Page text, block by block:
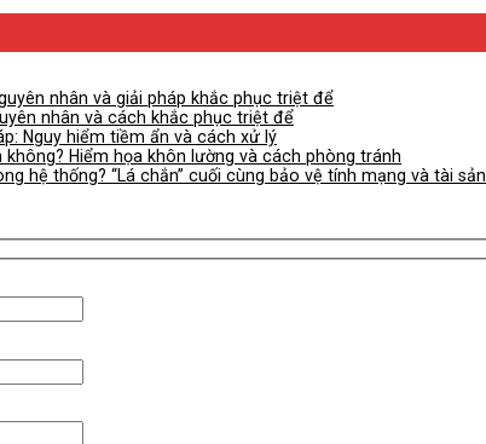
nhân và giải pháp khắc phục triệt để
nhân và cách khắc phục triệt để
Nguy hiểm tiềm ẩn và cách xử lý
Hiểm họa khôn lường và cách phòng tránh
hệ thống? “Lá chắn” cuối cùng bảo vệ tính mạng và tài sản